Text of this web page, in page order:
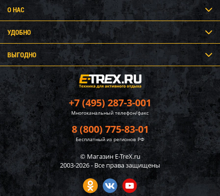
+7 (495) 287-3-001
Многоканальный телефон/факс
8 (800) 775-83-01
Бесплатный из регионов РФ
© Магазин E-TreX.ru
2003-2026 - Все права защищены
О НАС
УДОБНО
ВЫГОДНО